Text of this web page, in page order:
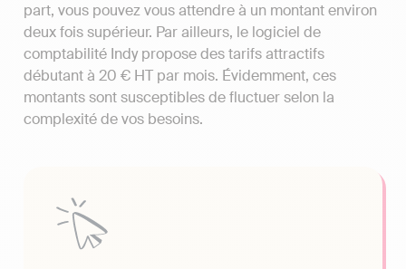
part, vous pouvez vous attendre à un montant environ
deux fois supérieur. Par ailleurs, le logiciel de
comptabilité Indy propose des tarifs attractifs
débutant à 20 € HT par mois. Évidemment, ces
montants sont susceptibles de fluctuer selon la
complexité de vos besoins.